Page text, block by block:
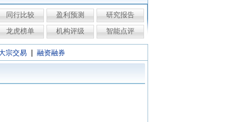
同行比较 盈利预测 研究报告
龙虎榜单 机构评级 智能点评
宗交易 融资融券